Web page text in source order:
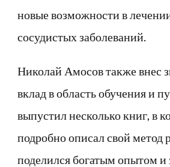
новые возможности в
сосудистых заболеваний.
Николай Амосов также внес
вклад в область обучения и
выпустил несколько книг, в
подробно описал свой метод
поделился богатым опытом и